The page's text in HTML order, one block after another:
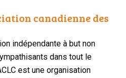
canadienne des
indépendante à but non
dans tout le
est une organisation